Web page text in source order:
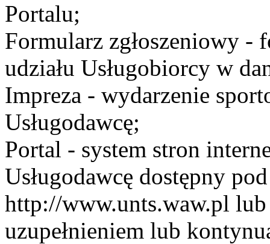
Portalu;
Formularz zgłoszeniowy -
udziału Usługobiorcy w
Impreza - wydarzenie
Usługodawcę;
Portal - system stron
Usługodawcę dostępny
http://www.unts.waw.pl lub
uzupełnieniem lub